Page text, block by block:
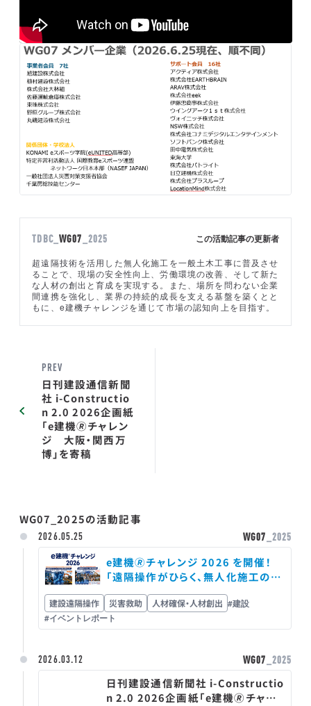
この活動記事の更新者
TDBC_ WG07 _2025
超遠隔技術を活用した無人化施工を一般土木工事に普及させ
ることで、現場の安全性向上、労働環境の改善、そして新た
な人材の創出と育成を実現する。また、場所を問わない企業
間連携を強化し、業界の持続的成長を支える基盤を築くとと
もに、e建機チャレンジを通じて市場の認知向上を目指す。
PREV
日刊建設通信新聞
社 i-Constructio
n 2.0 2026企画紙
「e建機🄬チャレン
ジ 大阪・関西万
博」を寄稿
WG07_2025の活動記事
2026.05.25 WG07 _2025
e建機🄬チャレンジ 2026 を開催！
「遠隔操作がひらく、無人化施工の普
及と現場DXの未来・超遠隔操作がつ
なぐ、未来の建設現場」
建設遠隔操作 災害救助 人材確保・人材創出 #建設
#イベントレポート
2026.03.12 WG07 _2025
日刊建設通信新聞社 i-Constructio
n 2.0 2026企画紙「e建機🄬チャレ